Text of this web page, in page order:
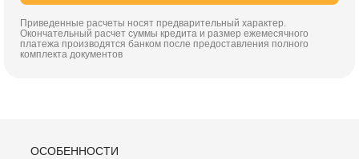
Приведенные расчеты носят предварительный характер.
Окончательный расчет суммы кредита и размер ежемесячного
платежа производятся банком после предоставления полного
комплекта документов
ОСОБЕННОСТИ